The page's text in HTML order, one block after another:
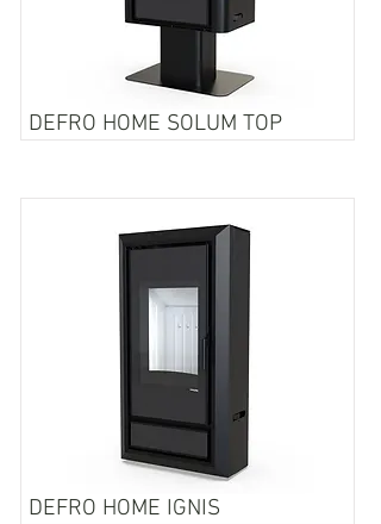
DEFRO HOME SOLUM TOP
DEFRO HOME IGNIS